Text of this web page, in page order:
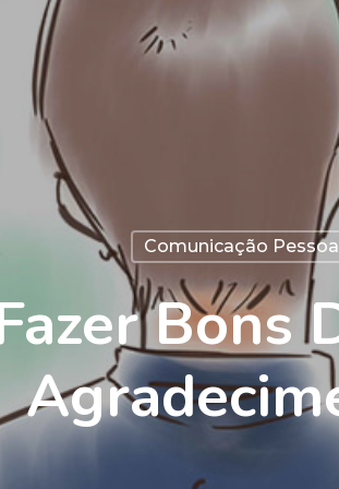
Comunicação
Bons